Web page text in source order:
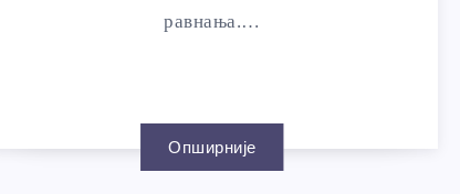
равнања.…
Опширније